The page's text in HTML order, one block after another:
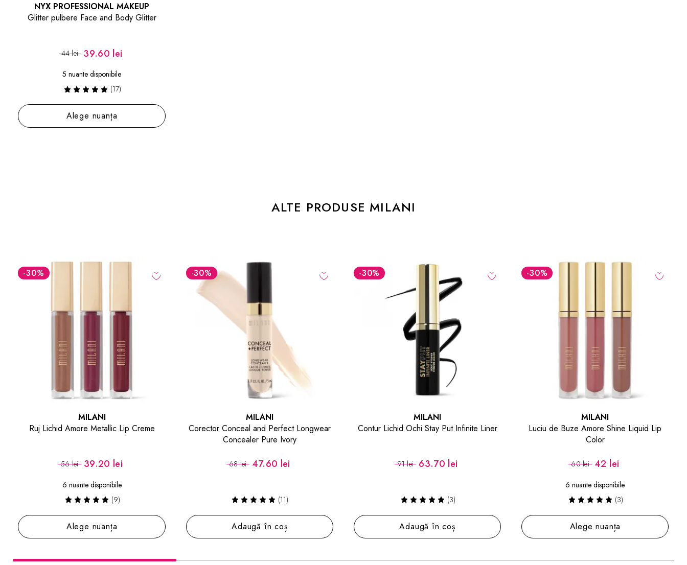
NYX PROFESSIONAL MAKEUP
Glitter pulbere Face and Body Glitter
44 lei 39.60 lei
5 nuante disponibile
(17)
Alege nuanța
ALTE PRODUSE MILANI
Creme
Corector Conceal and Perfect Longwear
68 lei
Adaugă în coș
Contur Lichid Ochi Stay Put Infinite Liner
91 lei
Adaugă în coș
Luciu de Buze Amore Shine Liquid Lip
60 lei
Alege nuanța
Ruj Lichid Amore Satin Matte Lip
66 lei
5 nuante disponibile
Alege nuanța